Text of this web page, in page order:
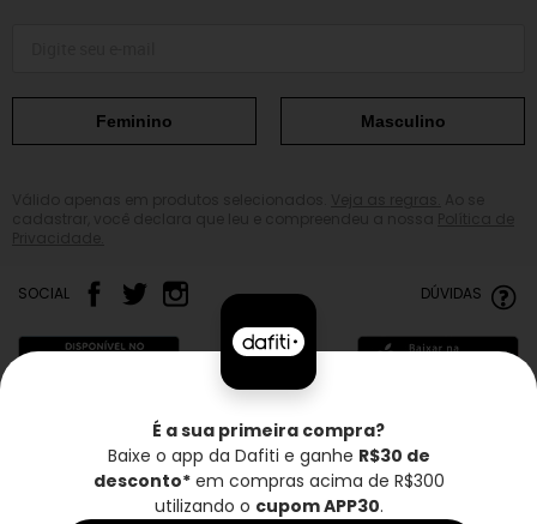
Feminino Masculino
SOCIAL DÚVIDAS
Frete grátis* Troca grátis Entrega rápida
É a sua primeira compra?
Baixe o app da Dafiti e ganhe R$30 de
desconto*em compras acima de R$300
utilizando o cupom APP30.